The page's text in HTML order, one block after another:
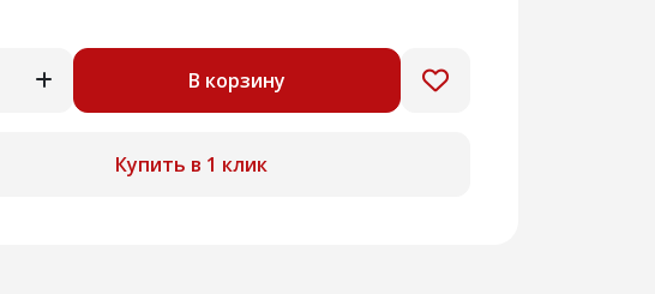
В корзину
Купить в 1 клик